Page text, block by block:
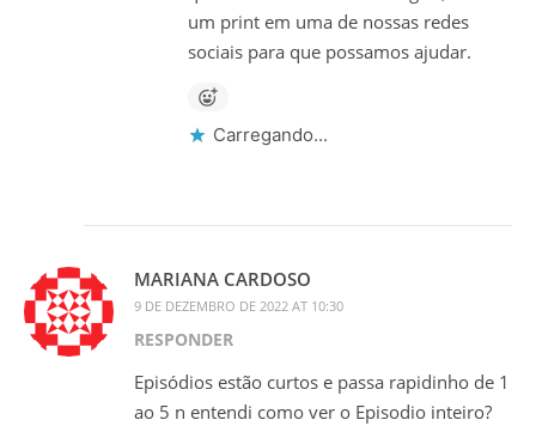
um print em uma de nossas redes
sociais para que possamos ajudar.
Carregando...
MARIANA CARDOSO
9 DE DEZEMBRO DE 2022 AT 10:30
RESPONDER
Episódios estão curtos e passa rapidinho de 1
ao 5 n entendi como ver o Episodio inteiro?